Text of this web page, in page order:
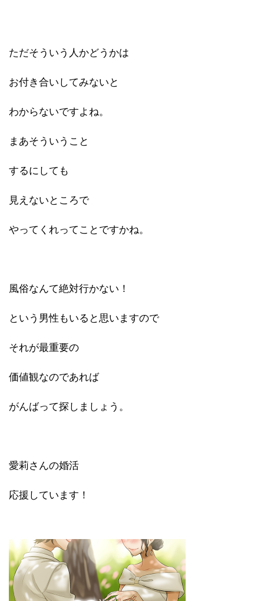
ただそういう人かどうかは
お付き合いしてみないと
わからないですよね。
まあそういうこと
するにしても
見えないところで
やってくれってことですかね。
風俗なんて絶対行かない！
という男性もいると思いますので
それが最重要の
価値観なのであれば
がんばって探しましょう。
愛莉さんの婚活
応援しています！